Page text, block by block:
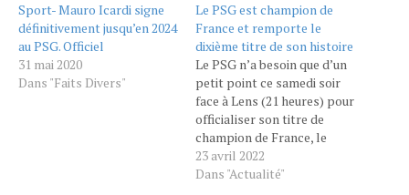
Sport- Mauro Icardi signe
définitivement jusqu’en 2024
au PSG. Officiel
31 mai 2020
Dans "Faits Divers"
Le PSG est champion de
France et remporte le
dixième titre de son histoire
Le PSG n’a besoin que d’un
petit point ce samedi soir
face à Lens (21 heures) pour
officialiser son titre de
champion de France, le
dixième de son histoire.
Malgré le contexte,
23 avril 2022
Dans "Actualité"